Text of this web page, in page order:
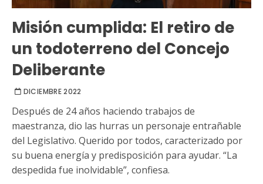
Misión cumplida: El retiro de
un todoterreno del Concejo
Deliberante
DICIEMBRE 2022
Después de 24 años haciendo trabajos de
maestranza, dio las hurras un personaje entrañable
del Legislativo. Querido por todos, caracterizado por
su buena energía y predisposición para ayudar. “La
despedida fue inolvidable”, confiesa.